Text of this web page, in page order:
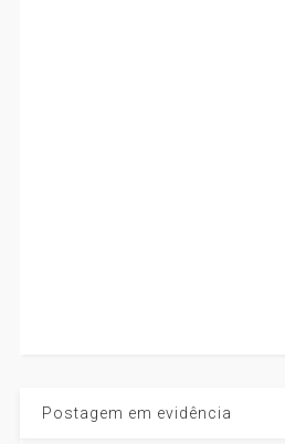
Postagem em evidência